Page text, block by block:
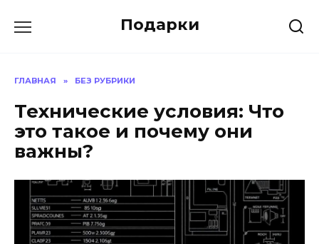
Подарки
ГЛАВНАЯ » БЕЗ РУБРИКИ
Технические условия: Что
это такое и почему они
важны?